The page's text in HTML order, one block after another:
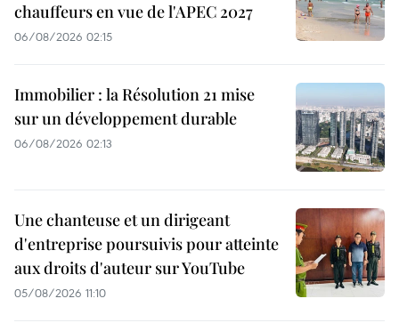
chauffeurs en vue de l'APEC 2027
06/08/2026 02:15
Immobilier : la Résolution 21 mise
sur un développement durable
06/08/2026 02:13
Une chanteuse et un dirigeant
d'entreprise poursuivis pour atteinte
aux droits d'auteur sur YouTube
05/08/2026 11:10